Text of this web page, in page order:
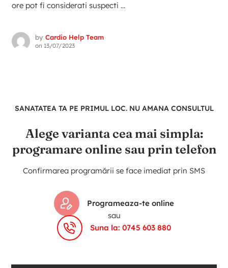
ore pot fi considerati suspecti ...
by Cardio Help Team
on 13/07/2023
SANATATEA TA PE PRIMUL LOC. NU AMANA CONSULTUL
Alege varianta cea mai simpla:
programare online sau prin telefon
Confirmarea programării se face imediat prin SMS
Programeaza-te online
sau
Suna la: 0745 603 880